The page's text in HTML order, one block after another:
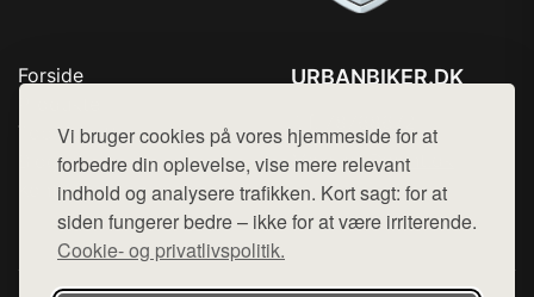
Vi bruger cookies på vores hjemmeside for at
forbedre din oplevelse, vise mere relevant
indhold og analysere trafikken. Kort sagt: for at
siden fungerer bedre – ikke for at være irriterende.
Cookie- og privatlivspolitik.
Forside
Top Rabatter
Blog
Kontakt
URBANBIKER.DK
Mail: hej@want.dk
Cookie- og privatlivspolitik